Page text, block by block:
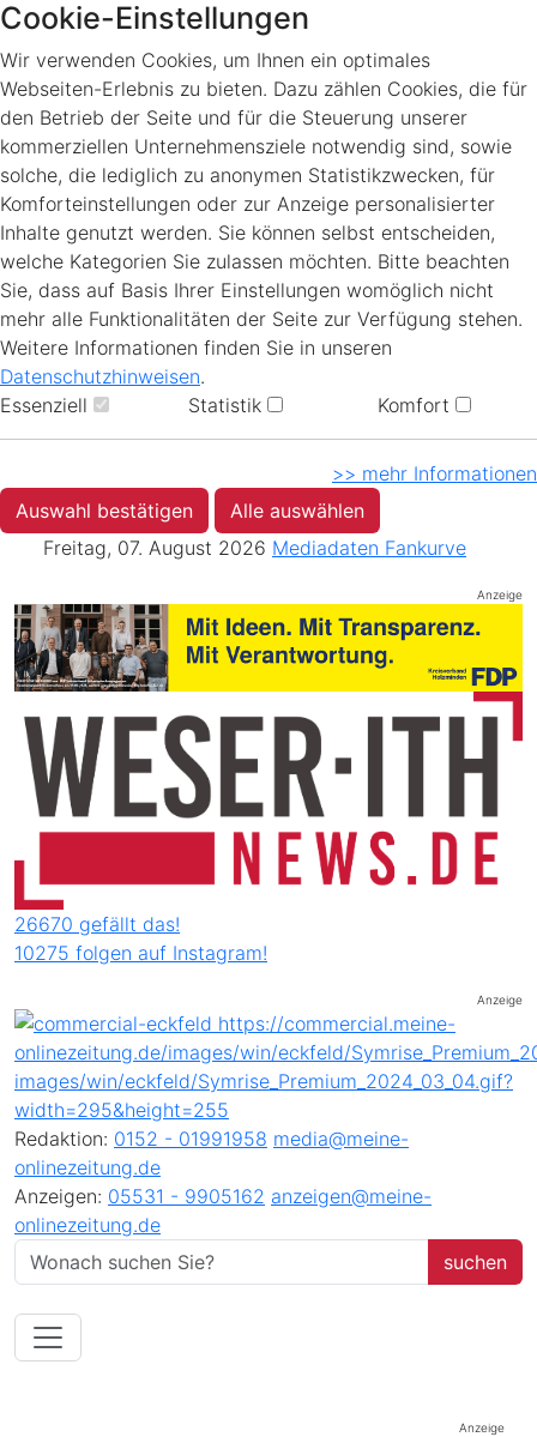
Cookie-Einstellungen
Wir verwenden Cookies, um Ihnen ein optimales
Webseiten-Erlebnis zu bieten. Dazu zählen Cookies, die für
den Betrieb der Seite und für die Steuerung unserer
kommerziellen Unternehmensziele notwendig sind, sowie
solche, die lediglich zu anonymen Statistikzwecken, für
Komforteinstellungen oder zur Anzeige personalisierter
Inhalte genutzt werden. Sie können selbst entscheiden,
welche Kategorien Sie zulassen möchten. Bitte beachten
Sie, dass auf Basis Ihrer Einstellungen womöglich nicht
mehr alle Funktionalitäten der Seite zur Verfügung stehen.
Weitere Informationen finden Sie in unseren
Datenschutzhinweisen.
Essenziell
Statistik Komfort
>> mehr Informationen
Auswahl bestätigen
Alle auswählen
Freitag, 07. August 2026 Mediadaten Fankurve
Anzeige
26670 gefällt das!
10275 folgen auf Instagram!
Anzeige
Redaktion: 0152 - 01991958 media@meine-
onlinezeitung.de
Anzeigen: 05531 - 9905162 anzeigen@meine-
onlinezeitung.de
Anzeige